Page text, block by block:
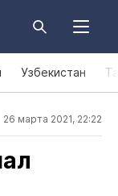
Узбекистан
26 марта 2021, 22:22